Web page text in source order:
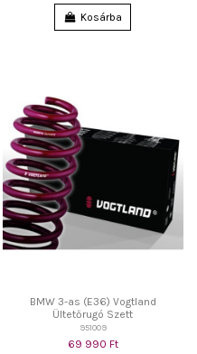
Kosárba
BMW 3-as (E36) Vogtland
Ültetőrugó Szett
951009
69 990 Ft